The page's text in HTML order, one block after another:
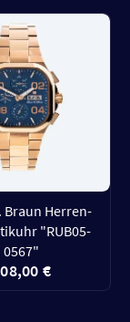
Braun Herren-
"RUB05-
0567"
€